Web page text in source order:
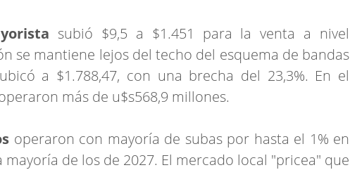
subió $9,5 a $1.451 para la venta a nivel
se mantiene lejos del techo del esquema de bandas
a $1.788,47, con una brecha del 23,3%. En el
más de u$s568,9 millones.
operaron con mayoría de subas por hasta el 1% en
mayoría de los de 2027. El mercado local "pricea" que